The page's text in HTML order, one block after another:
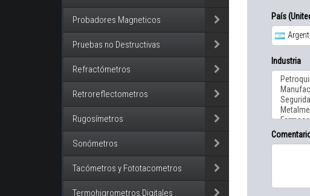
Probadores Magneticos
Pruebas no Destructivas
Refractómetros
Retroreflectometros
Rugosímetros
Sonómetros
Tacómetros y Fototacometros
Termohigrometros Digitales
País
Industria